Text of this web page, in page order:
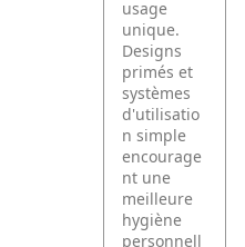
usage
unique.
Designs
primés et
systèmes
d'utilisatio
n simple
encourage
nt une
meilleure
hygiène
personnell